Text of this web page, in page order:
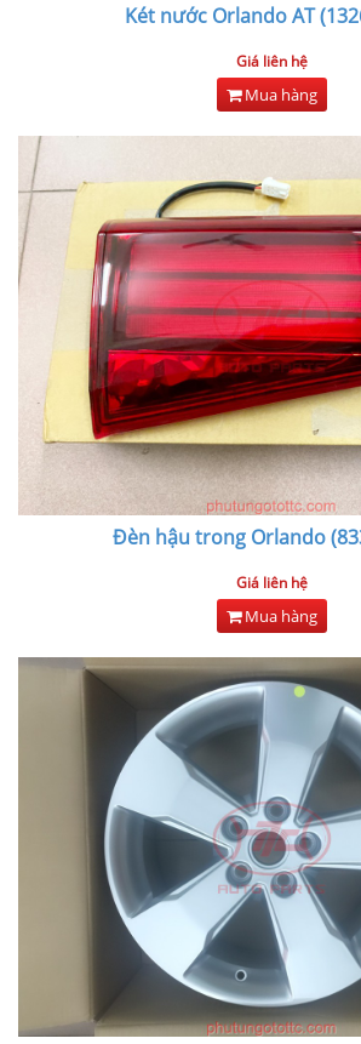
Két nước Orlando AT
Giá liên hệ
Mua hàng
Đèn hậu trong Orlando
Giá liên hệ
Mua hàng